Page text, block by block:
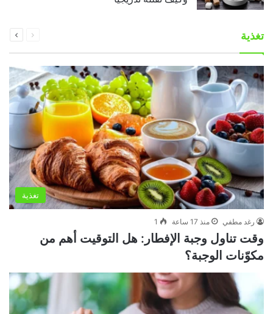
تغذية الصفحةالصفحة
تغذية
رغد مطفي منذ 17 ساعة 1
وقت تناول وجبة الإفطار: هل التوقيت أهم من
مكوّنات الوجبة؟